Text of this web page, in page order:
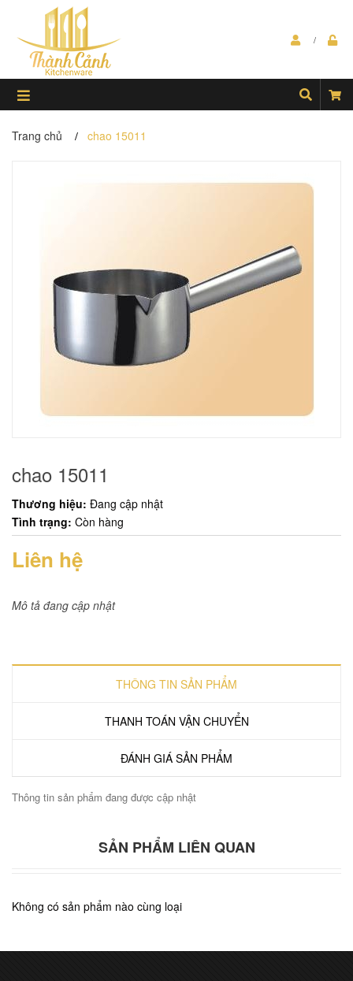
Trang chủ / chao 15011
chao 15011
Thương hiệu: Đang cập nhật
Tình trạng: Còn hàng
Liên hệ
Mô tả đang cập nhật
THÔNG TIN SẢN PHẨM
THANH TOÁN VẬN CHUYỂN
ĐÁNH GIÁ SẢN PHẨM
Thông tin sản phẩm đang được cập nhật
SẢN PHẨM LIÊN QUAN
Không có sản phẩm nào cùng loại